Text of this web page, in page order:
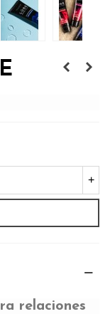
+
relaciones